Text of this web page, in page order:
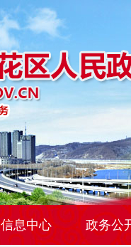
信息中心 政务公